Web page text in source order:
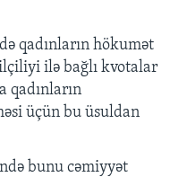
qadınların hökumət
ilə bağlı kvotalar
qadınların
üçün bu üsuldan
bunu cəmiyyət